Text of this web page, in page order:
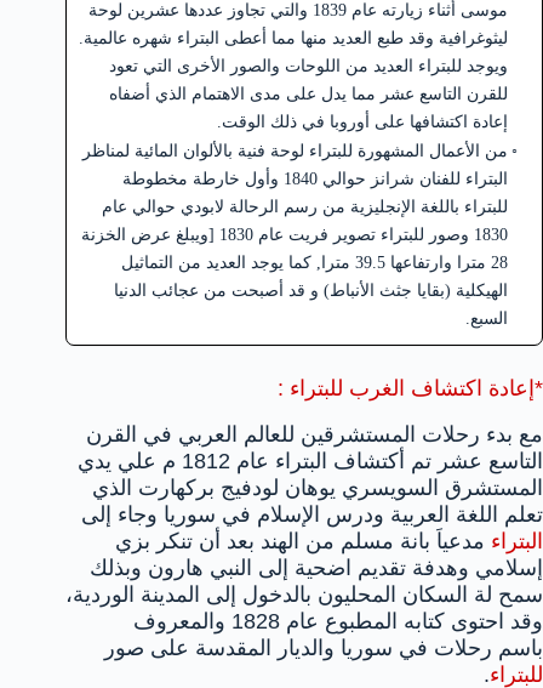
موسى أثناء زيارته عام 1839 والتي تجاوز عددها عشرين لوحة
ليثوغرافية وقد طبع العديد منها مما أعطى البتراء شهره عالمية.
ويوجد للبتراء العديد من اللوحات والصور الأخرى التي تعود
للقرن التاسع عشر مما يدل على مدى الاهتمام الذي أضفاه
إعادة اكتشافها على أوروبا في ذلك الوقت.
من الأعمال المشهورة للبتراء لوحة فنية بالألوان المائية لمناظر
البتراء للفنان شرانز حوالي 1840 وأول خارطة مخطوطة
للبتراء باللغة الإنجليزية من رسم الرحالة لابودي حوالي عام
1830 وصور للبتراء تصوير فريت عام 1830 [ويبلغ عرض الخزنة
28 مترا وارتفاعها 39.5 مترا, كما يوجد العديد من التماثيل
الهيكلية (بقايا جثث الأنباط) و قد أصبحت من عجائب الدنيا
السبع.
*إعادة اكتشاف الغرب للبتراء :
مع بدء رحلات المستشرقين للعالم العربي في القرن
التاسع عشر تم أكتشاف البتراء عام 1812 م علي يدي
المستشرق السويسري يوهان لودفيج بركهارت الذي
تعلم اللغة العربية ودرس الإسلام في سوريا وجاء إلى
البتراء مدعياَ بانة مسلم من الهند بعد أن تنكر بزي
إسلامي وهدفة تقديم اضحية إلى النبي هارون وبذلك
سمح لة السكان المحليون بالدخول إلى المدينة الوردية،
وقد احتوى كتابه المطبوع عام 1828 والمعروف
باسم رحلات في سوريا والديار المقدسة على صور
للبتراء.